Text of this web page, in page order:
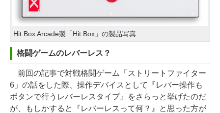
Hit Box Arcade製「Hit Box」の製品写真
格闘ゲームのレバーレス？
前回の記事で対戦格闘ゲーム「ストリートファイター
6」の話をした際、操作デバイスとして『レバー操作も
ボタンで行うレバーレスタイプ』をさらっと挙げたのだ
が、もしかすると『レバーレスって何？』と思った方が